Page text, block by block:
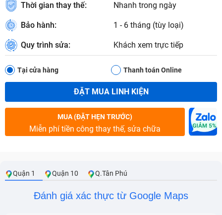
Thời gian thay thế: Nhanh trong ngày
Bảo hành: 1 - 6 tháng (tùy loại)
Quy trình sửa: Khách xem trực tiếp
Tại cửa hàng Thanh toán Online
ĐẶT MUA LINH KIỆN
MUA (ĐẶT HẸN TRƯỚC)
Miễn phí tiền công thay thế, sửa chữa
Quận 1 Quận 10 Q.Tân Phú
Đánh giá xác thực từ Google Maps